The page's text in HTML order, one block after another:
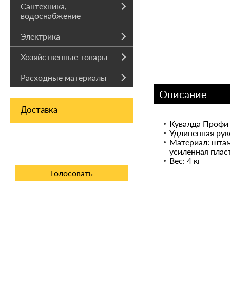
Сантехника,
водоснабжение
Электрика
Хозяйственные товары
Расходные материалы
Доставка
Описание
Кувалда Профи
Удлиненная
Материал:
усиленная
Вес: 4 кг